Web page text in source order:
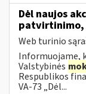
Dėl naujos
Web turinio
Informuojame,
Valstybinės
Respublikos
VA-73 „Dėl...